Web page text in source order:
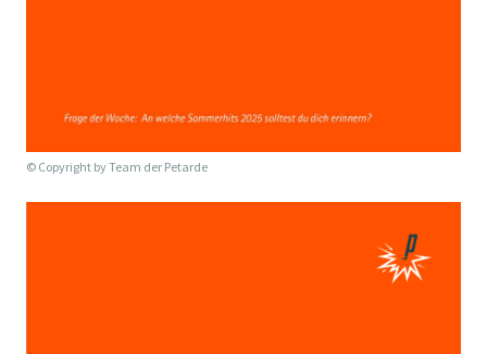
© Copyright byTeam der Petarde